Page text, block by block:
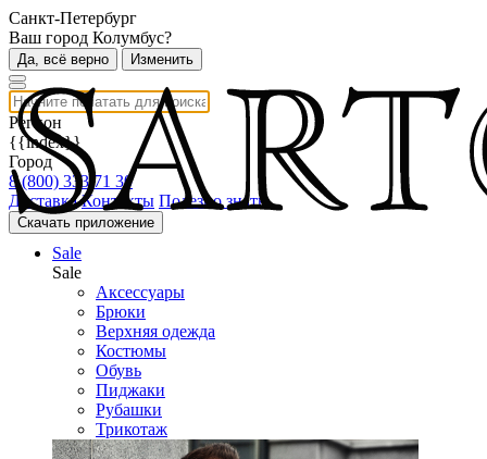
Санкт-Петербург
Ваш город Колумбус?
Да, всё верно Изменить
Регион
{{index}}
Город
8 (800) 333 71 30
Доставка Контакты Полезно знать
Скачать приложение
Sale
Sale
Аксессуары
Брюки
Верхняя одежда
Костюмы
Обувь
Пиджаки
Рубашки
Трикотаж